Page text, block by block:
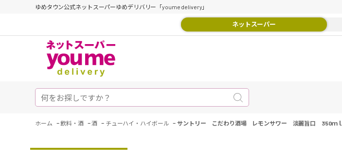
ゆめタウン公式ネットスーパーゆめデリバリー「youme delivery」
ネットスーパー
ホーム -飲料・酒 -酒 - チューハイ・ハイボール -サントリー こだわり酒場 レモンサワー 淡麗旨口 350ｍｌ